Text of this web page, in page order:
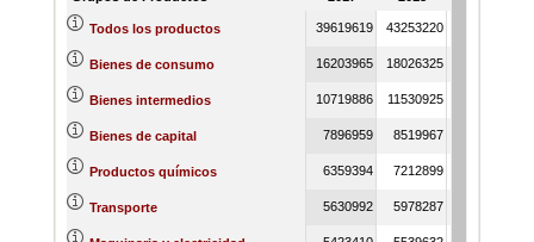
Todos los productos 39619619 43253220
Bienes de consumo 16203965 18026325
Bienes intermedios 10719886 11530925
Bienes de capital 7896959 8519967
Productos químicos 6359394 7212899
Transporte 5630992 5978287